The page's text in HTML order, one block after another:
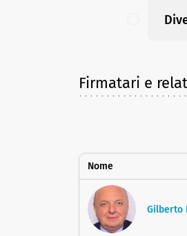
Firmatari e
Nome
Gilberto